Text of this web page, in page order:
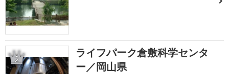
2
ライフパーク倉敷科学センタ
ー／岡山県